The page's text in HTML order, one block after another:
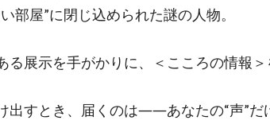
部屋”に閉じ込められた謎の人物。
る展示を手がかりに、＜こころの情報
出すとき、届くのは――あなたの“声”だ